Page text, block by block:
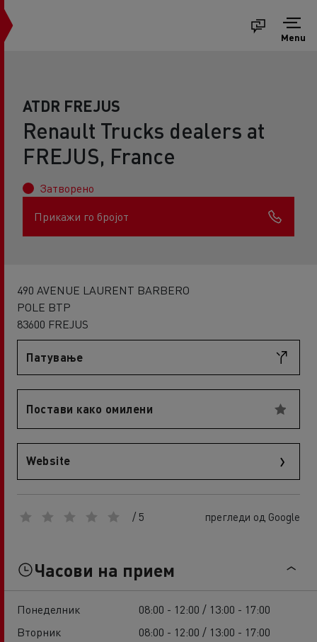
Menu
ATDR FREJUS
Renault Trucks dealers at
FREJUS, France
Затворено
Прикажи го бројот
490 AVENUE LAURENT BARBERO
POLE BTP
83600 FREJUS
Патување
Постави како омилени
Website
/ 5 прегледи од Google
Часови на прием
Понеделник
08:00 - 12:00 / 13:00 - 17:00
Вторник
08:00 - 12:00 / 13:00 - 17:00